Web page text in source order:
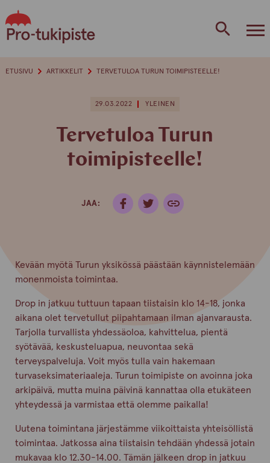
to
content
ETUSIVU ARTIKKELIT TERVETULOA TURUN TOIMIPISTEELLE!
29.03.2022 YLEINEN
Tervetuloa Turun
toimipisteelle!
JAA:
Kevään myötä Turun yksikössä päästään käynnistelemään
monenmoista toimintaa.
Drop in jatkuu tuttuun tapaan tiistaisin klo 14-18, jonka
aikana olet tervetullut piipahtamaan ilman ajanvarausta.
Tarjolla turvallista yhdessäoloa, kahvittelua, pientä
syötävää, keskusteluapua, neuvontaa sekä
terveyspalveluja. Voit myös tulla vain hakemaan
turvaseksimateriaaleja. Turun toimipiste on avoinna joka
arkipäivä, mutta muina päivinä kannattaa olla etukäteen
yhteydessä ja varmistaa että olemme paikalla!
Uutena toimintana järjestämme viikoittaista yhteisöllistä
toimintaa. Jatkossa aina tiistaisin tehdään yhdessä jotain
mukavaa klo 12.30-14.00. Tämän jälkeen drop in jatkuu